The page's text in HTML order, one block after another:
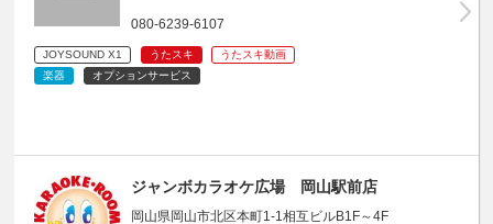
080-6239-6107
JOYSOUND X1 うたスキ
うたスキ動画
楽器
オプションサービス
ジャンボカラオケ広場 岡山駅前店
岡山県岡山市北区本町1-1相互ビルB1F～4F